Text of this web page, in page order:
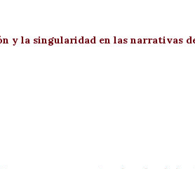
y la singularidad en las narrativas